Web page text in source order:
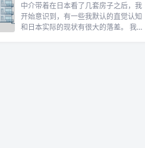
中介带着在日本看了几套房子之后，我
开始意识到，有一些我默认的直觉认知
和日本实际的现状有很大的落差。 我自